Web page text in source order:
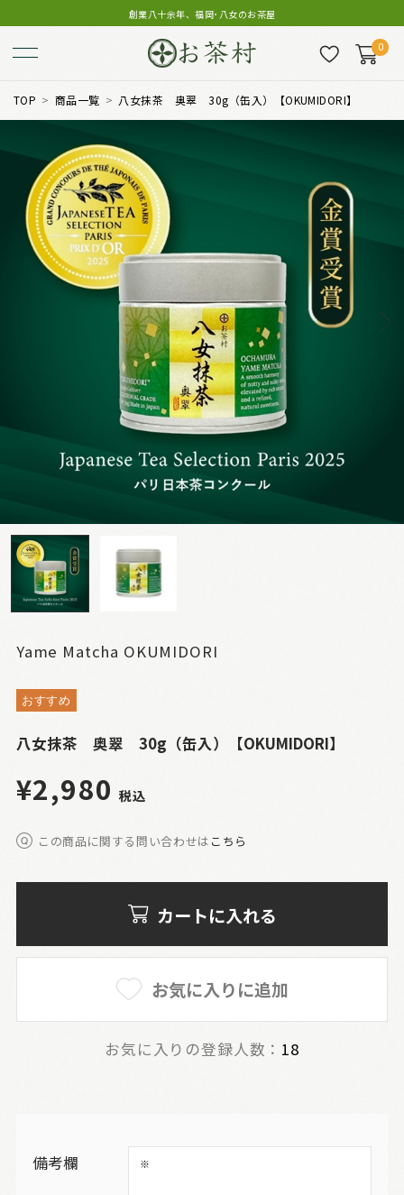
創業八十余年、福岡･八女のお茶屋
0
TOP 商品一覧 八女抹茶 奥翠 30g（缶入）【OKUMIDORI】
Yame Matcha OKUMIDORI
おすすめ
八女抹茶 奥翠 30g（缶入）【OKUMIDORI】
¥2,980 税込
この商品に関する問い合わせは こちら
カートに入れる
お気に入りに追加
お気に入りの登録人数： 18
備考欄